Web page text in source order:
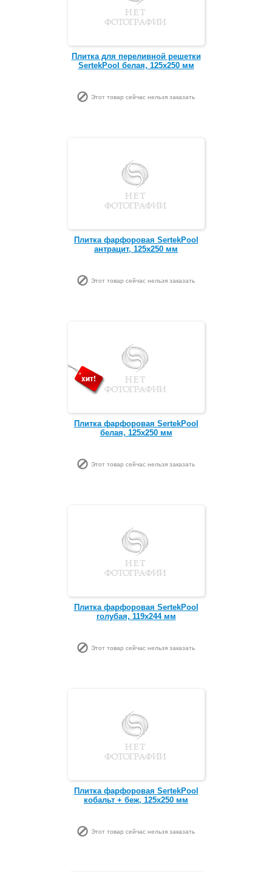
Плитка для переливной решетки
SertekPool белая, 125х250 мм
Этот товар сейчас нельзя заказать
Плитка фарфоровая SertekPool
антрацит, 125х250 мм
Этот товар сейчас нельзя заказать
Плитка фарфоровая SertekPool
белая, 125х250 мм
Этот товар сейчас нельзя заказать
Плитка фарфоровая SertekPool
голубая, 119х244 мм
Этот товар сейчас нельзя заказать
Плитка фарфоровая SertekPool
кобальт + беж, 125х250 мм
Этот товар сейчас нельзя заказать